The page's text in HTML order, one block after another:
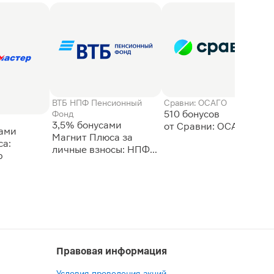
ВТБ НПФ Пенсионный
Фонд
3,5% бонусами
Магнит Плюса за
личные взносы: НПФ
Сравни: ОСАГО
510 бонусов
Правовая информация